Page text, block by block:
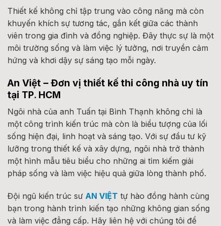
Thiết kế không chỉ tập trung vào công năng mà còn
khuyến khích sự tương tác, gắn kết giữa các thành
viên trong gia đình và đồng nghiệp. Đây thực sự là một
môi trường sống và làm việc lý tưởng, nơi truyền cảm
hứng và khơi dậy sự sáng tạo mỗi ngày.
An Việt – Đơn vị thiết kế thi công nhà uy tín
tại TP. HCM
Ngôi nhà của anh Tuấn tại Bình Thạnh không chỉ là
một công trình kiến trúc mà còn là biểu tượng của lối
sống hiện đại, linh hoạt và sáng tạo. Với sự đầu tư kỹ
lưỡng trong thiết kế và xây dựng, ngôi nhà trở thành
một hình mẫu tiêu biểu cho những ai tìm kiếm giải
pháp sống và làm việc hiệu quả giữa lòng thành phố.
Đội ngũ kiến trúc sư AN VIỆT tự hào đồng hành cùng
bạn trong hành trình kiến tạo những không gian sống
và làm việc đẳng cấp. Hãy liên hệ với chúng tôi để